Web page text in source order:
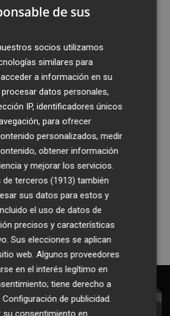
convertir el eclipse en un referente
un gran equipo de expertos
a sus seis capitanes: Gerard
Ayoze, Cardona y Logan
la actualidad de
en tu correo
suscribirme
de sus
socios utilizamos
similares para
a información en su
datos personales,
IP, identificadores únicos
para ofrecer
personalizados, medir
obtener información
y mejorar los servicios.
de terceros (1913) también
sus datos para estos y
el uso de datos de
precisos y características
Sus elecciones se aplican
web. Algunos proveedores
en el interés legítimo en
tiene derecho a
Configuración de publicidad
su consentimiento en